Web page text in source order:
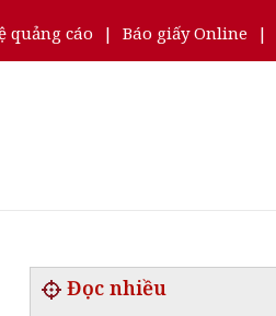
quảng cáo | Báo giấy Online |
Đọc nhiều